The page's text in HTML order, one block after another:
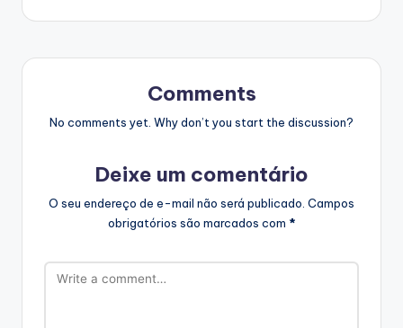
Comments
No comments yet. Why don’t you start the discussion?
Deixe um comentário
O seu endereço de e-mail não será publicado. Campos
obrigatórios são marcados com *